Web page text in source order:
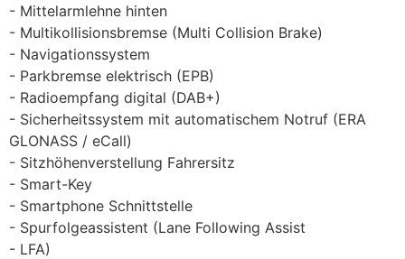
Mittelarmlehne hinten
Multikollisionsbremse (Multi Collision Brake)
Navigationssystem
Parkbremse elektrisch (EPB)
Radioempfang digital (DAB+)
Sicherheitssystem mit automatischem Notruf (ERA
GLONASS / eCall)
Sitzhöhenverstellung Fahrersitz
Smart-Key
Smartphone Schnittstelle
Spurfolgeassistent (Lane Following Assist
LFA)